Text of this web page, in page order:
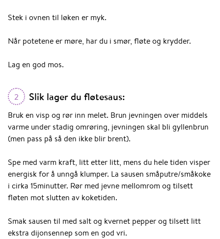
Stek i ovnen til løken er myk.
Når potetene er møre, har du i smør, fløte og krydder.
Lag en god mos.
2 Slik lager du fløtesaus:
Bruk en visp og rør inn melet. Brun jevningen over middels
varme under stadig omrøring, jevningen skal bli gyllenbrun
(men pass på så den ikke blir brent).
Spe med varm kraft, litt etter litt, mens du hele tiden visper
energisk for å unngå klumper. La sausen småputre/småkoke
i cirka 15minutter. Rør med jevne mellomrom og tilsett
fløten mot slutten av koketiden.
Smak sausen til med salt og kvernet pepper og tilsett litt
ekstra dijonsennep som en god vri.